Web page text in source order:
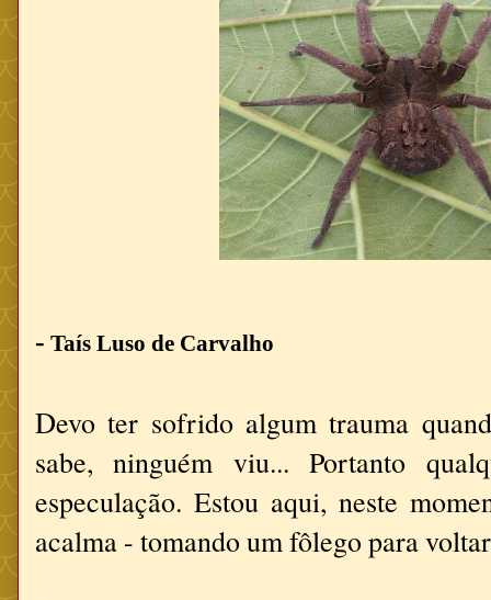
- Taís Luso de Carvalho
Devo ter sofrido algum trauma
sabe, ninguém viu... Portanto
especulação. Estou aqui, neste
acalma - tomando um fôlego para